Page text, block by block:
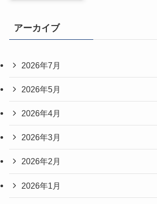
アーカイブ
2026年7月
2026年5月
2026年4月
2026年3月
2026年2月
2026年1月